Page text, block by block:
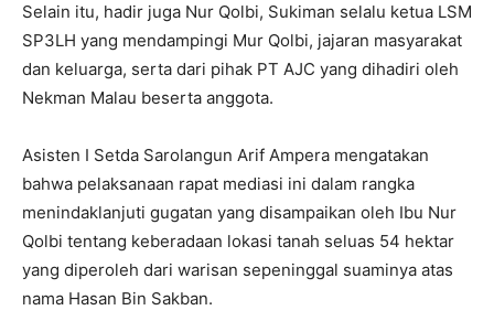
Selain itu, hadir juga Nur Qolbi, Sukiman selalu ketua LSM
SP3LH yang mendampingi Mur Qolbi, jajaran masyarakat
dan keluarga, serta dari pihak PT AJC yang dihadiri oleh
Nekman Malau beserta anggota.
Asisten I Setda Sarolangun Arif Ampera mengatakan
bahwa pelaksanaan rapat mediasi ini dalam rangka
menindaklanjuti gugatan yang disampaikan oleh Ibu Nur
Qolbi tentang keberadaan lokasi tanah seluas 54 hektar
yang diperoleh dari warisan sepeninggal suaminya atas
nama Hasan Bin Sakban.